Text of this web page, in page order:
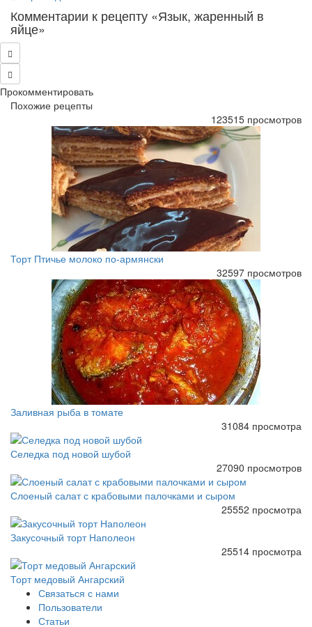
Комментарии к рецепту «Язык, жаренный в
яйце»
Прокомментировать
Похожие рецепты
123515 просмотров
Торт Птичье молоко по-армянски
32597 просмотров
Заливная рыба в томате
31084 просмотра
Селедка под новой шубой
27090 просмотров
Слоеный салат с крабовыми палочками и сыром
25552 просмотра
Закусочный торт Наполеон
25514 просмотра
Торт медовый Ангарский
Связаться с нами
Пользователи
Статьи